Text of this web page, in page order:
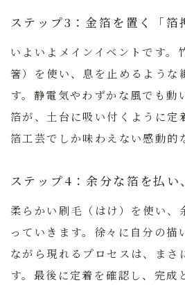
ステップ3：金箔を置く「箔
いよいよメインイベントです。
箸）を使い、息を止めるような
す。静電気やわずかな風でも動
箔が、土台に吸い付くように定
箔工芸でしか味わえない感動的
ステップ4：余分な箔を払い
柔らかい刷毛（はけ）を使い、
っていきます。徐々に自分の描
ながら現れるプロセスは、まさ
す。最後に定着を確認し、完成